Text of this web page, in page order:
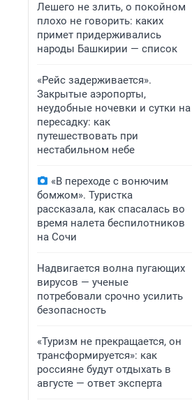
Лешего не злить, о покойном
плохо не говорить: каких
примет придерживались
народы Башкирии — список
«Рейс задерживается».
Закрытые аэропорты,
неудобные ночевки и сутки на
пересадку: как
путешествовать при
нестабильном небе
«В переходе с вонючим
бомжом». Туристка
рассказала, как спасалась во
время налета беспилотников
на Сочи
Надвигается волна пугающих
вирусов — ученые
потребовали срочно усилить
безопасность
«Туризм не прекращается, он
трансформируется»: как
россияне будут отдыхать в
августе — ответ эксперта